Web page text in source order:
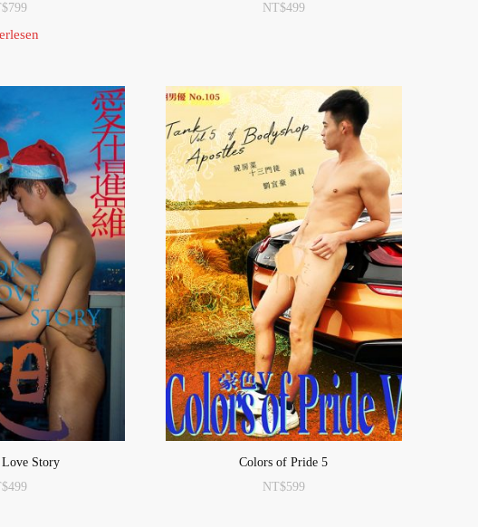
799
NT$499
Story
499
Colors of Pride 5
NT$599